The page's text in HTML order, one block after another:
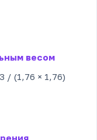
весом
/ (1,76 × 1,76)